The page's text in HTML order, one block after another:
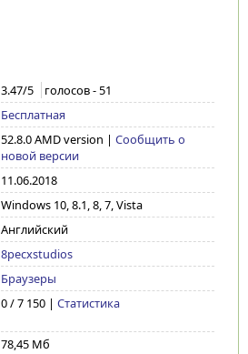
3.47/5 голосов -51
Бесплатная
52.8.0 AMD version | Сообщить о
новой версии
11.06.2018
Windows 10, 8.1, 8, 7, Vista
Английский
8pecxstudios
Браузеры
0 / 7 150 | Статистика
78,45 Мб